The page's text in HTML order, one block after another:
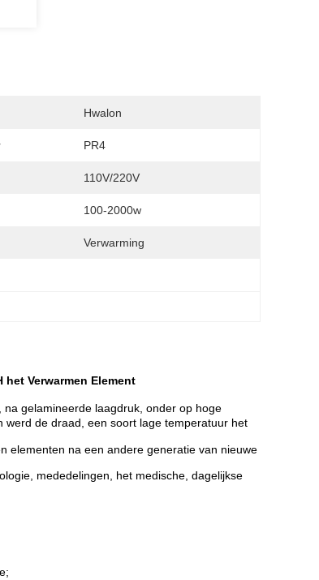
Hwalon
PR4
110V/220V
100-2000w
Verwarming
het Verwarmen Element
gelamineerde laagdruk, onder op hoge
de draad, een soort lage temperatuur het
elementen na een andere generatie van nieuwe
mededelingen, het medische, dagelijkse